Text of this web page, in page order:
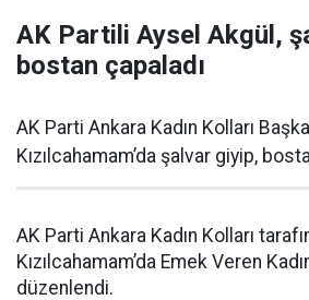
AK Partili Aysel Akgül,
bostan çapaladı
AK Parti Ankara Kadın Kolları
Kızılcahamam’da şalvar giyip,
AK Parti Ankara Kadın Kolları
Kızılcahamam’da Emek Veren
düzenlendi.